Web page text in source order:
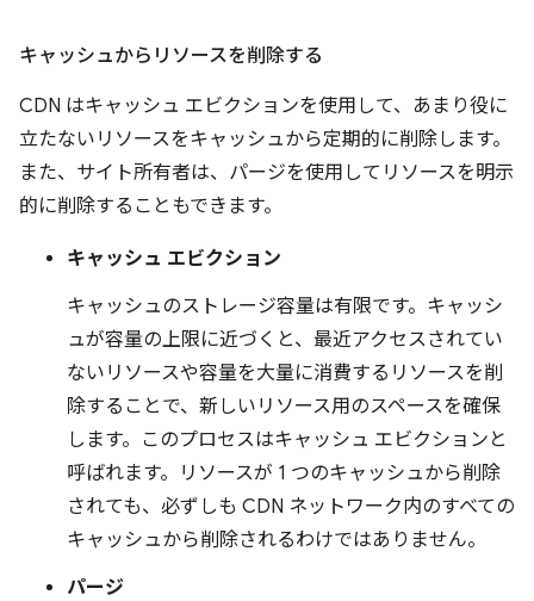
キャッシュからリソースを削除する
CDN はキャッシュ エビクションを使用して、あまり役に
立たないリソースをキャッシュから定期的に削除します。
また、サイト所有者は、パージを使用してリソースを明示
的に削除することもできます。
キャッシュ エビクション
キャッシュのストレージ容量は有限です。キャッシ
ュが容量の上限に近づくと、最近アクセスされてい
ないリソースや容量を大量に消費するリソースを削
除することで、新しいリソース用のスペースを確保
します。このプロセスはキャッシュ エビクションと
呼ばれます。リソースが 1 つのキャッシュから削除
されても、必ずしも CDN ネットワーク内のすべての
キャッシュから削除されるわけではありません。
パージ